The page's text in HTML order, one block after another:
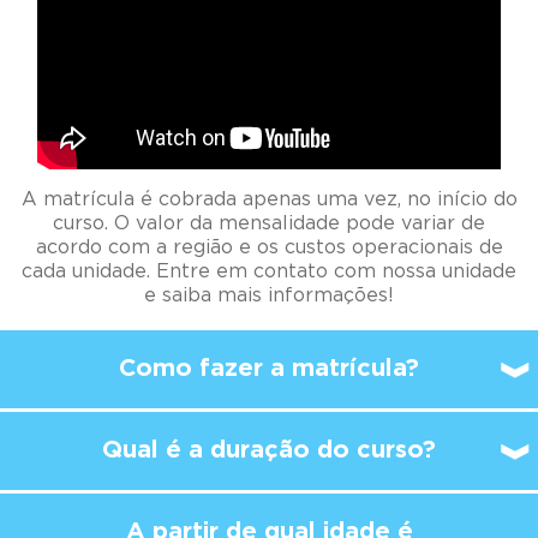
A matrícula é cobrada apenas uma vez, no início do
curso. O valor da mensalidade pode variar de
acordo com a região e os custos operacionais de
cada unidade. Entre em contato com nossa unidade
e saiba mais informações!
Como fazer a matrícula?
Qual é a duração do curso?
A partir de qual idade é